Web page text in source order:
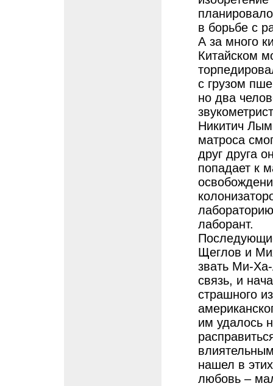
в борьбе с
А за много
Китайском
с грузом
но два
Никитич
матроса
друг друга
попадает к
лаборант.
Щеглов и
звать Ми-
связь, и
страшного
им удалось
нашел в
любовь –